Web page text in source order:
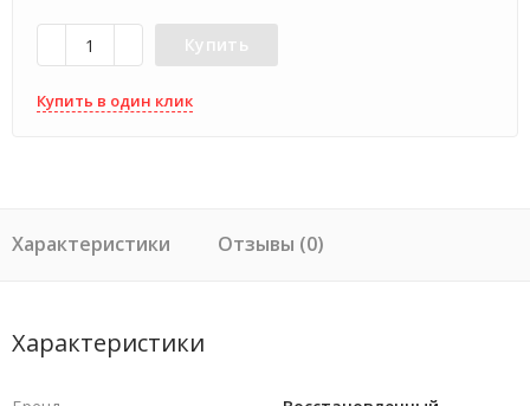
Купить
Купить в один клик
Характеристики Отзывы (0)
Характеристики